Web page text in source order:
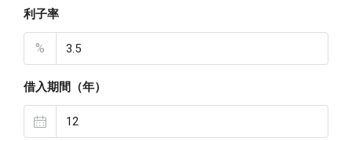
利子率
%
借入期間（年）